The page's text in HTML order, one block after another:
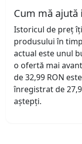
Cum mă
Istoricul de preț
produsului în
actual este unul
o ofertă mai
de 32,99 RON
înregistrat de
aștepți.